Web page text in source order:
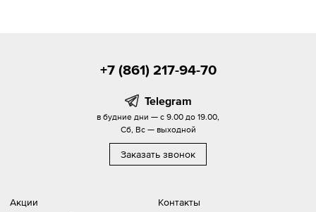
Акции
Контакты
+7 (861) 217-94-70
Telegram
в будние дни — с 9.00 до 19.00,
Сб, Вс — выходной
Заказать звонок